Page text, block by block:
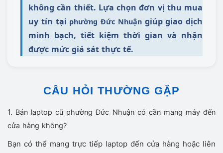
không cần thiết. Lựa chọn đơn vị thu mua
uy tín tại phường Đức Nhuậngiúp giao dịch
minh bạch, tiết kiệm thời gian và nhận
được mức giá sát thực tế.
CÂU HỎI THƯỜNG GẶP
1. Bán laptop cũ phường Đức Nhuận có cần mang máy đến
cửa hàng không?
Bạn có thể mang trực tiếp laptop đến cửa hàng hoặc liên